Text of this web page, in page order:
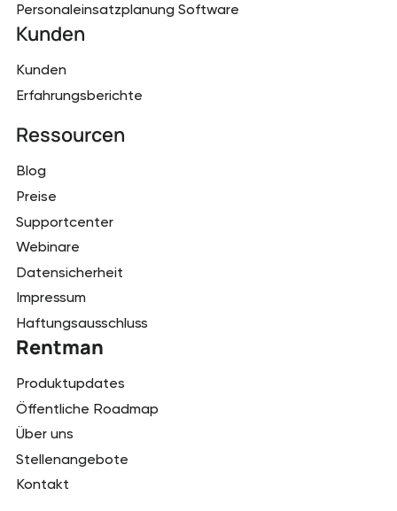
Personaleinsatzplanung Software
Kunden
Kunden
Erfahrungsberichte
Ressourcen
Blog
Preise
Supportcenter
Webinare
Datensicherheit
Impressum
Haftungsausschluss
Rentman
Produktupdates
Öffentliche Roadmap
Über uns
Stellenangebote
Kontakt